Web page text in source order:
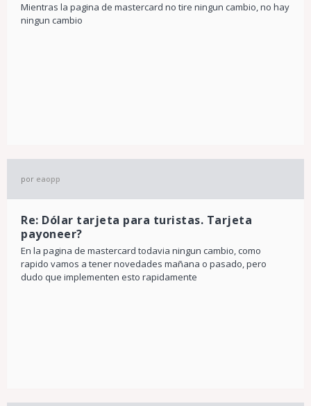
Mientras la pagina de mastercard no tire ningun cambio, no hay
ningun cambio
por eaopp
Re: Dólar tarjeta para turistas. Tarjeta
payoneer?
En la pagina de mastercard todavia ningun cambio, como
rapido vamos a tener novedades mañana o pasado, pero
dudo que implementen esto rapidamente